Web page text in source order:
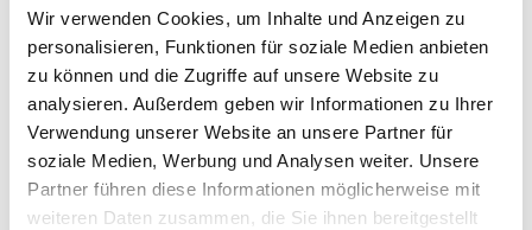
Wir verwenden Cookies, um Inhalte und Anzeigen zu
personalisieren, Funktionen für soziale Medien anbieten
zu können und die Zugriffe auf unsere Website zu
analysieren. Außerdem geben wir Informationen zu Ihrer
Verwendung unserer Website an unsere Partner für
soziale Medien, Werbung und Analysen weiter. Unsere
Partner führen diese Informationen möglicherweise mit
weiteren Daten zusammen, die Sie ihnen bereitgestellt
Medientemperatur 2…95 °C
Ventiltyp 2-Wege
Stellantrieb SE1TP / SE1MP